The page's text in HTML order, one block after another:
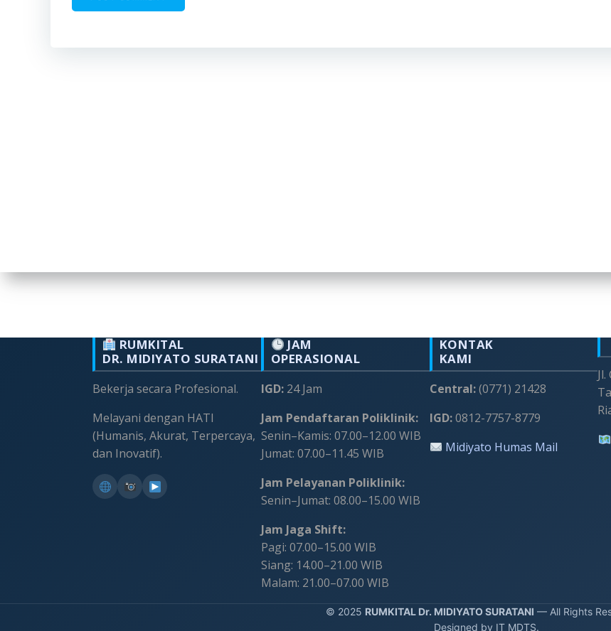
RUMKITAL
DR. MIDIYATO SURATANI
Bekerja secara Profesional.
Melayani dengan HATI
(Humanis, Akurat, Terpercaya,
dan Inovatif).
JAM
OPERASIONAL
IGD:24 Jam
Jam Pendaftaran Poliklinik:
Senin–Kamis: 07.00–12.00 WIB
Jumat: 07.00–11.45 WIB
Jam Pelayanan Poliklinik:
Senin–Jumat: 08.00–15.00 WIB
Jam Jaga Shift:
Pagi: 07.00–15.00 WIB
Siang: 14.00–21.00 WIB
Malam: 21.00–07.00 WIB
KONTAK
KAMI
Central:(0771) 21428
IGD:0812-7757-8779
Midiyato Humas Mail
© 2025 RUMKITAL Dr. MIDIYATO SURATANI — All Rights
Designed by IT MDTS.